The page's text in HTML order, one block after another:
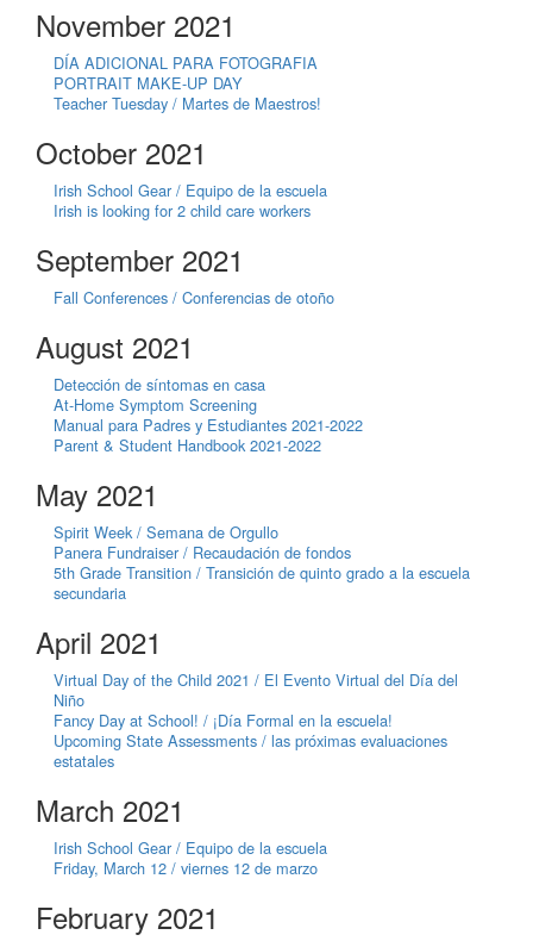
November 2021
DÍA ADICIONAL PARA FOTOGRAFIA
PORTRAIT MAKE-UP DAY
Teacher Tuesday / Martes de Maestros!
October 2021
Irish School Gear / Equipo de la escuela
Irish is looking for 2 child care workers
September 2021
Fall Conferences / Conferencias de otoño
August 2021
Detección de síntomas en casa
At-Home Symptom Screening
Manual para Padres y Estudiantes 2021-2022
Parent & Student Handbook 2021-2022
May 2021
Spirit Week / Semana de Orgullo
Panera Fundraiser / Recaudación de fondos
5th Grade Transition / Transición de quinto grado a la escuela
secundaria
April 2021
Virtual Day of the Child 2021 / El Evento Virtual del Día del
Niño
Fancy Day at School! / ¡Día Formal en la escuela!
Upcoming State Assessments / las próximas evaluaciones
estatales
March 2021
Irish School Gear / Equipo de la escuela
Friday, March 12 / viernes 12 de marzo
February 2021